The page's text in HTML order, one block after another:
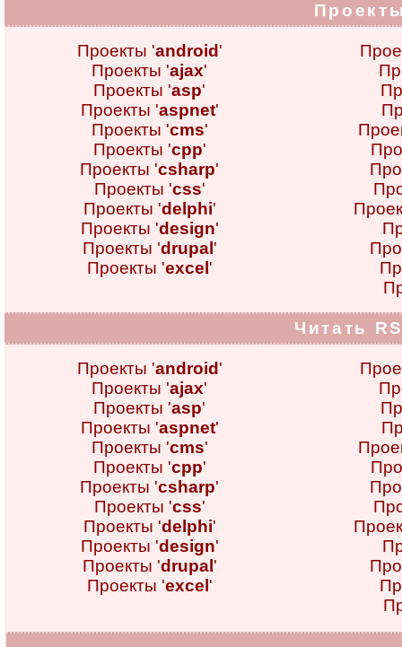
Проекты 'android '
Проекты 'ajax'
Проекты 'asp'
Проекты 'aspnet'
Проекты 'cms'
Проекты 'cpp'
Проекты 'csharp'
Проекты 'css'
Проекты 'delphi'
Проекты 'design'
Проекты 'drupal '
Проекты 'excel '
Читать
Проекты 'android '
Проекты 'ajax'
Проекты 'asp'
Проекты 'aspnet'
Проекты 'cms'
Проекты 'cpp'
Проекты 'csharp'
Проекты 'css'
Проекты 'delphi'
Проекты 'design'
Проекты 'drupal '
Проекты 'excel '